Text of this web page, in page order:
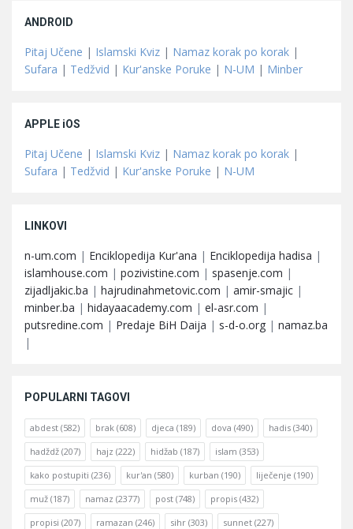
ANDROID
Pitaj Učene | Islamski Kviz | Namaz korak po korak |
Sufara | Tedžvid | Kur'anske Poruke | N-UM | Minber
APPLE iOS
Pitaj Učene | Islamski Kviz | Namaz korak po korak |
Sufara | Tedžvid | Kur'anske Poruke | N-UM
LINKOVI
n-um.com | Enciklopedija Kur'ana | Enciklopedija hadisa |
islamhouse.com | pozivistine.com | spasenje.com |
zijadljakic.ba | hajrudinahmetovic.com | amir-smajic |
minber.ba | hidayaacademy.com | el-asr.com |
putsredine.com | Predaje BiH Daija | s-d-o.org | namaz.ba
|
POPULARNI TAGOVI
abdest (582) brak (608) djeca (189) dova (490) hadis (340)
hadždž (207) hajz (222) hidžab (187) islam (353)
kako postupiti (236) kur'an (580) kurban (190) liječenje (190)
muž (187) namaz (2377) post (748) propis (432)
propisi (207) ramazan (246) sihr (303) sunnet (227)